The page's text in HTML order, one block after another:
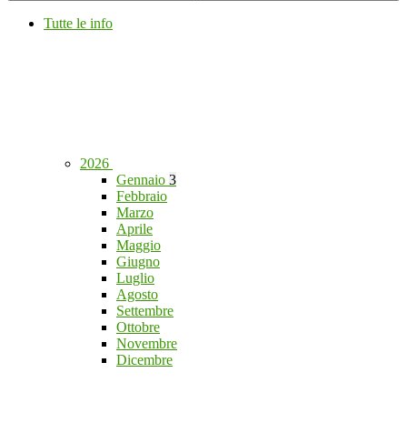
Tutte le info
2026
Gennaio 3
Febbraio
Marzo
Aprile
Maggio
Giugno
Luglio
Agosto
Settembre
Ottobre
Novembre
Dicembre